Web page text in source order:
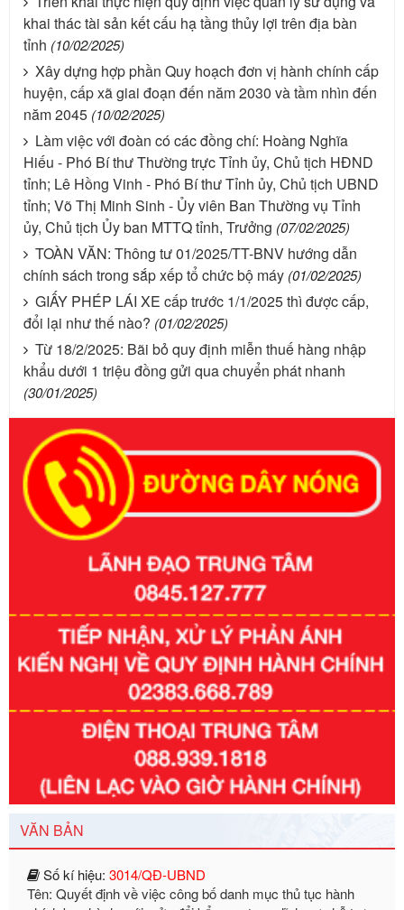
khai thác tài sản kết cấu hạ tầng thủy lợi trên địa bàn
tỉnh (10/02/2025)
Xây dựng hợp phần Quy hoạch đơn vị hành chính cấp
huyện, cấp xã giai đoạn đến năm 2030 và tầm nhìn đến
năm 2045 (10/02/2025)
Làm việc với đoàn có các đồng chí: Hoàng Nghĩa
Hiếu - Phó Bí thư Thường trực Tỉnh ủy, Chủ tịch HĐND
tỉnh; Lê Hồng Vinh - Phó Bí thư Tỉnh ủy, Chủ tịch UBND
tỉnh; Võ Thị Minh Sinh - Ủy viên Ban Thường vụ Tỉnh
ủy, Chủ tịch Ủy ban MTTQ tỉnh, Trưởng (07/02/2025)
TOÀN VĂN: Thông tư 01/2025/TT-BNV hướng dẫn
chính sách trong sắp xếp tổ chức bộ máy (01/02/2025)
GIẤY PHÉP LÁI XE cấp trước 1/1/2025 thì được cấp,
đổi lại như thế nào? (01/02/2025)
Từ 18/2/2025: Bãi bỏ quy định miễn thuế hàng nhập
khẩu dưới 1 triệu đồng gửi qua chuyển phát nhanh
(30/01/2025)
VĂN BẢN
Số kí hiệu:351/2025/NĐ-CP
Tên: Nghị định số 351/2025/NĐ-CP của Chính phủ: Quy
định chuẩn nghèo đa chiều quốc gia giai đoạn 2026 - 2030
Ngày ban hành: 29/12/2026
Số kí hiệu:
Tên: Quyết định về việc công bố danh mục thủ tục hành
chính ban hành mới, sửa đổi bổ sung trong lĩnh vực hỗ trợ
đầu tư, lĩnh vực đấu thầu lựa chọn nhà thầu thuộc thẩm
quyền giải quyết của Sở Tài chính và Ban Quản lý Khu kinh